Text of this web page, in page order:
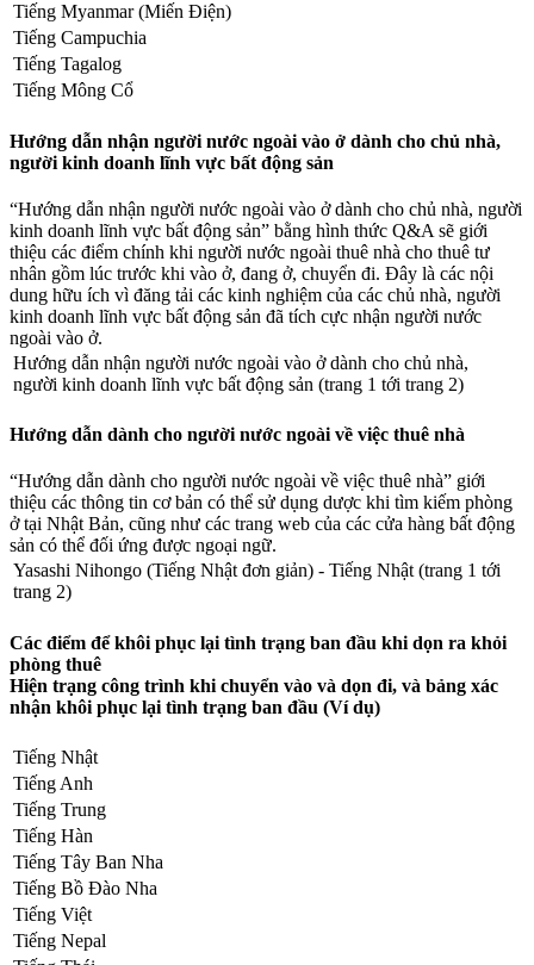
Tiếng Myanmar (Miến Điện)
Tiếng Campuchia
Tiếng Tagalog
Tiếng Mông Cổ
Hướng dẫn nhận người nước ngoài vào ở dành cho chủ nhà,
người kinh doanh lĩnh vực bất động sản
“Hướng dẫn nhận người nước ngoài vào ở dành cho chủ nhà, người
kinh doanh lĩnh vực bất động sản” bằng hình thức Q&A sẽ giới
thiệu các điểm chính khi người nước ngoài thuê nhà cho thuê tư
nhân gồm lúc trước khi vào ở, đang ở, chuyển đi. Đây là các nội
dung hữu ích vì đăng tải các kinh nghiệm của các chủ nhà, người
kinh doanh lĩnh vực bất động sản đã tích cực nhận người nước
ngoài vào ở.
Hướng dẫn nhận người nước ngoài vào ở dành cho chủ nhà,
người kinh doanh lĩnh vực bất động sản (trang 1 tới trang 2)
Hướng dẫn dành cho người nước ngoài về việc thuê nhà
“Hướng dẫn dành cho người nước ngoài về việc thuê nhà” giới
thiệu các thông tin cơ bản có thể sử dụng dược khi tìm kiếm phòng
ở tại Nhật Bản, cũng như các trang web của các cửa hàng bất động
sản có thể đối ứng được ngoại ngữ.
Yasashi Nihongo (Tiếng Nhật đơn giản) - Tiếng Nhật (trang 1 tới
trang 2)
Các điểm để khôi phục lại tình trạng ban đầu khi dọn ra khỏi
phòng thuê
Hiện trạng công trình khi chuyển vào và dọn đi, và bảng xác
nhận khôi phục lại tình trạng ban đầu (Ví dụ)
Tiếng Nhật
Tiếng Anh
Tiếng Trung
Tiếng Hàn
Tiếng Tây Ban Nha
Tiếng Bồ Đào Nha
Tiếng Việt
Tiếng Nepal